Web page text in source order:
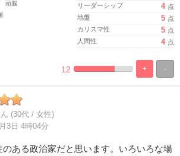
リーダーシップ
4 点
地盤
5 点
カリスマ性
5 点
人間性
4 点
-
+
%
100%
12
(30代 / 女性)
3日 4時04分
のある政治家だと思います。いろいろな場